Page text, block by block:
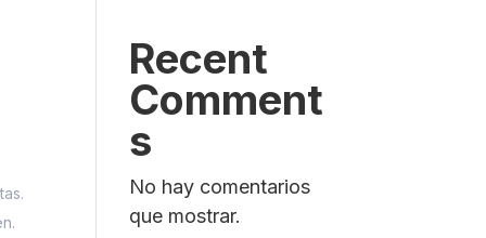
Recent
Comment
s
No hay comentarios
que mostrar.